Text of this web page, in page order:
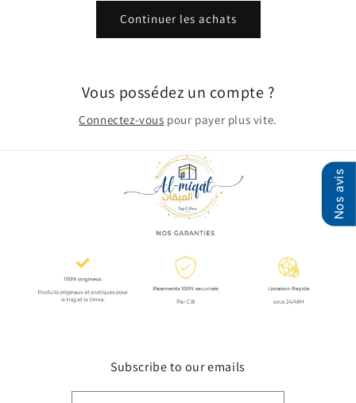
Continuer les achats
Vous possédez un compte ?
Connectez-vous pour payer plus vite.
Subscribe to our emails
Nos avis